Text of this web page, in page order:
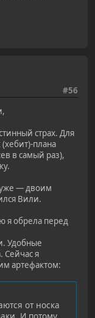
#56
страх. Для
плана
в самый раз),
уже — двоим
Вили.
я обрела перед
Удобные
Сейчас я
артефактом:
от носка